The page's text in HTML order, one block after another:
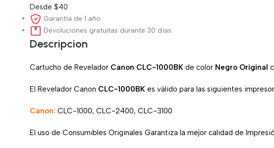
Desde $40
Garantía de 1 año
Devoluciones gratuitas durante 30 días
Descripcion
Cartucho de Revelador Canon CLC-1000BK de color Negro Original
El Revelador Canon CLC-1000BK es válido para las siguientes
Canon: CLC-1000, CLC-2400, CLC-3100
El uso de Consumibles Originales Garantiza la mejor calidad de